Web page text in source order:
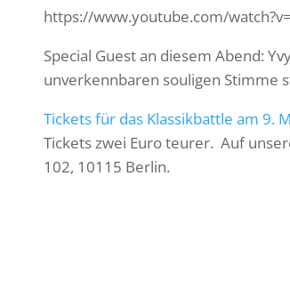
https://www.youtube.com/
Special Guest an diesem Abend:
unverkennbaren souligen Stimme
Tickets für das Klassikbattle am 9.
Tickets zwei Euro teurer. Auf
102, 10115 Berlin.